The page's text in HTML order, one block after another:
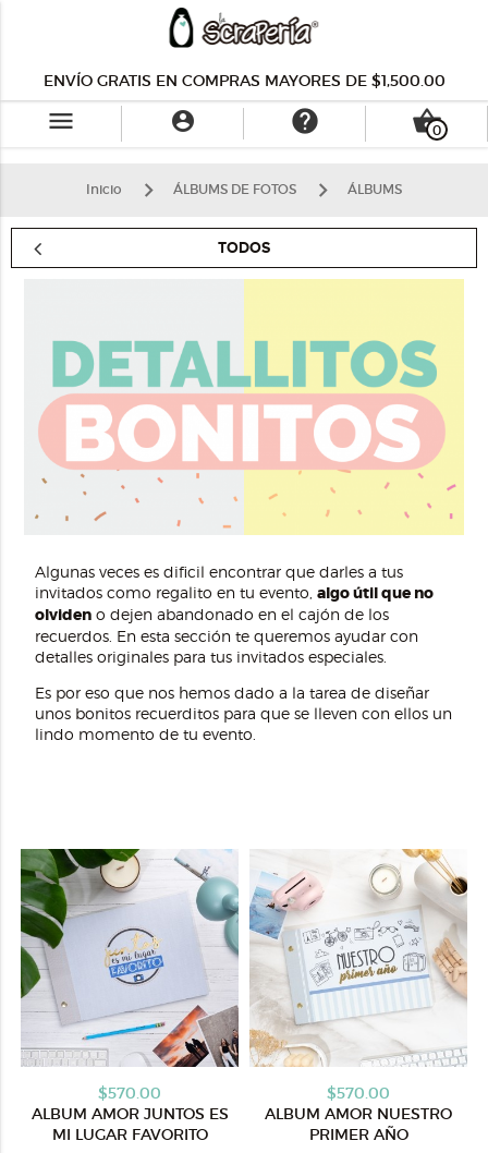
ENVÍO GRATIS EN COMPRAS MAYORES DE $1,500.00
menu  help 0
shopping_basket
Inicio ÁLBUMS DE FOTOS ÁLBUMS
TODOS
Algunas veces es dificil encontrar que darles a tus
invitados como regalito en tu evento,algo útil que no
olviden o dejen abandonado en el cajón de los
recuerdos. En esta sección te queremos ayudar con
detalles originales para tus invitados especiales.
Es por eso que nos hemos dado a la tarea de diseñar
unos bonitos recuerditos para que se lleven con ellos un
lindo momento de tu evento.
$570.00
ALBUM AMOR JUNTOS ES
MI LUGAR FAVORITO
$570.00
ALBUM AMOR NUESTRO
PRIMER AÑO